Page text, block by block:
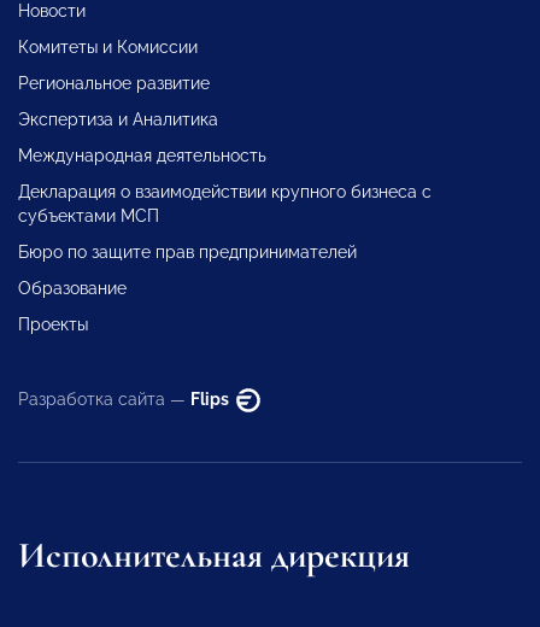
Новости
Комитеты и Комиссии
Региональное развитие
Экспертиза и Аналитика
Международная деятельность
Декларация о взаимодействии крупного бизнеса с
субъектами МСП
Бюро по защите прав предпринимателей
Образование
Проекты
Разработка сайта — Flips
Исполнительная дирекция